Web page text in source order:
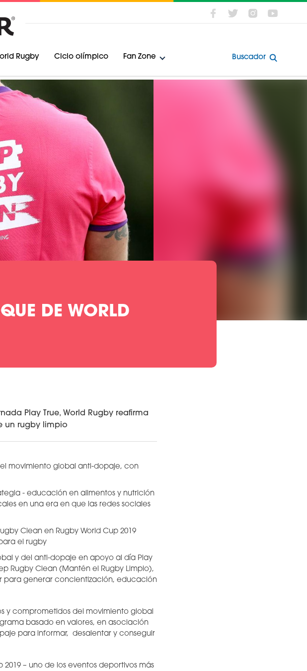
Rugby Ciclo olímpico Fan Zone Buscador
DE WORLD
Play True, World Rugby reafirma
un rugby limpio
movimiento global anti-dopaje, con
- educación en alimentos y nutrición
en una era en que las redes sociales
Clean en Rugby World Cup 2019
el rugby
y del anti-dopaje en apoyo al día Play
Rugby Clean (Mantén el Rugby Limpio),
para generar concientización, educación
y comprometidos del movimiento global
basado en valores, en asociación
para informar, desalentar y conseguir
– uno de los eventos deportivos más